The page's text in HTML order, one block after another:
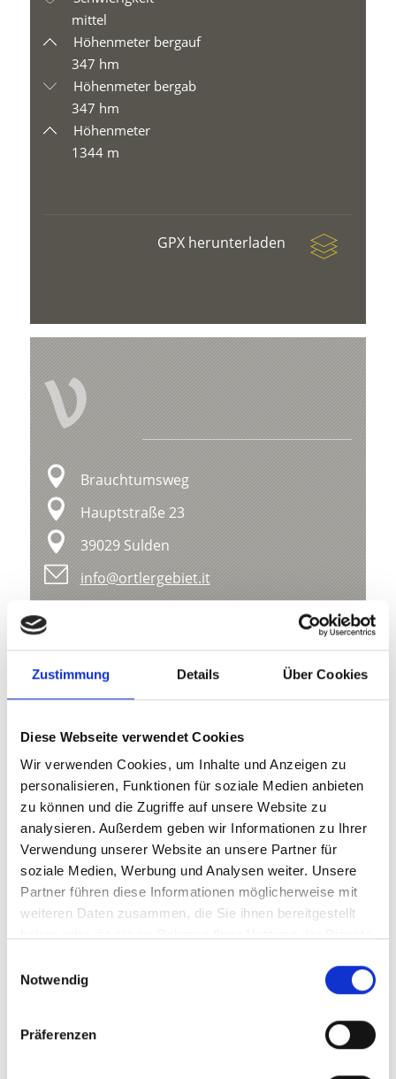
Zustimmung Details Über Cookies
Diese Webseite verwendet Cookies
Wir verwenden Cookies, um Inhalte und Anzeigen zu
personalisieren, Funktionen für soziale Medien anbieten
zu können und die Zugriffe auf unsere Website zu
analysieren. Außerdem geben wir Informationen zu Ihrer
Verwendung unserer Website an unsere Partner für
soziale Medien, Werbung und Analysen weiter. Unsere
Partner führen diese Informationen möglicherweise mit
weiteren Daten zusammen, die Sie ihnen bereitgestellt
Notwendig
Präferenzen
mittel
Höhenmeter bergauf
347 hm
Höhenmeter bergab
347 hm
Höhenmeter
1344 m
GPX herunterladen
V
Brauchtumsweg
Hauptstraße 23
39029 Sulden
info@ortlergebiet.it
Lage
Impressionen